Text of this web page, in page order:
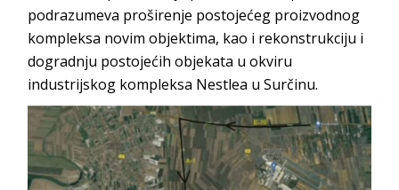
podrazumeva proširenje postojećeg proizvodnog
kompleksa novim objektima, kao i rekonstrukciju i
dogradnju postojećih objekata u okviru
industrijskog kompleksa Nestlea u Surčinu.